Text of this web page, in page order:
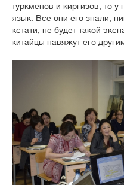
туркменов и киргизов, то
язык. Все они его знали,
кстати, не будет такой
китайцы навяжут его